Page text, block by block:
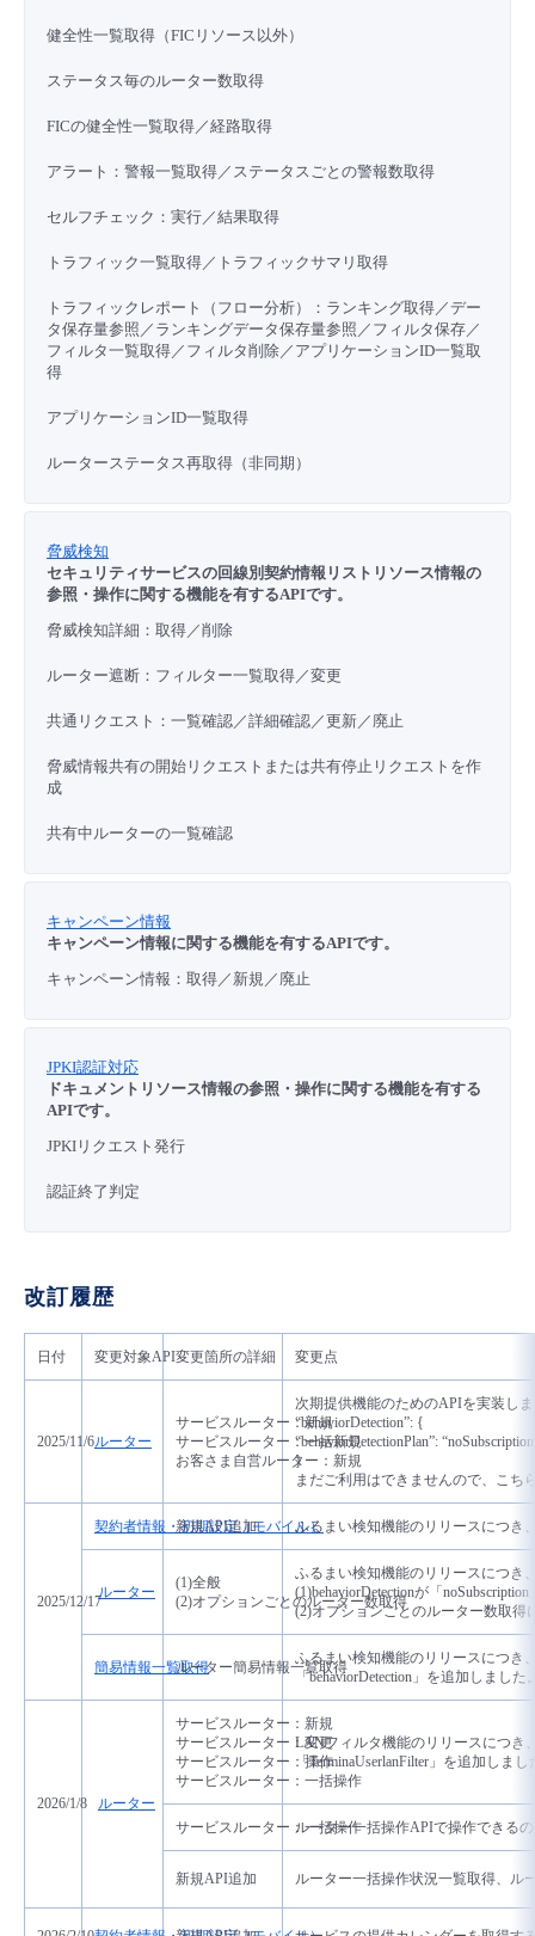
健全性一覧取得（FICリソース以外）
ステータス毎のルーター数取得
FICの健全性一覧取得／経路取得
アラート：警報一覧取得／ステータスごとの警報数取得
セルフチェック：実行／結果取得
トラフィック一覧取得／トラフィックサマリ取得
トラフィックレポート（フロー分析）：ランキング取得／デー
タ保存量参照／ランキングデータ保存量参照／フィルタ保存／
フィルタ一覧取得／フィルタ削除／アプリケーションID一覧取
得
アプリケーションID一覧取得
ルーターステータス再取得（非同期）
脅威検知
セキュリティサービスの回線別契約情報リストリソース情報の
参照・操作に関する機能を有するAPIです。
脅威検知詳細：取得／削除
ルーター遮断：フィルター一覧取得／変更
共通リクエスト：一覧確認／詳細確認／更新／廃止
脅威情報共有の開始リクエストまたは共有停止リクエストを作
成
共有中ルーターの一覧確認
キャンペーン情報
キャンペーン情報に関する機能を有するAPIです。
キャンペーン情報：取得／新規／廃止
JPKI認証対応
ドキュメントリソース情報の参照・操作に関する機能を有する
APIです。
JPKIリクエスト発行
認証終了判定
改訂履歴
日付 変更対象API変更箇所の詳細 変更点
2025/11/6ルーター
サービスルーター：新規
サービスルーター：一括新規
お客さま自営ルーター：新規
次期提供機能のためのAPIを実装し
“behaviorDetection”: {
“behaviorDetectionPlan”:
}
まだご利用はできませんので、こち
2025/12/17
契約者情報・初期設定（モバイル）
新規API追加 ふるまい検知機能のリリースにつき
ルーター
(1)全般
(2)オプションごとのルーター数取得
ふるまい検知機能のリリースにつき
(1)behaviorDetectionが「
(2)オプションごとのルーター数取得
簡易情報一覧取得ルーター簡易情報一覧取得
ふるまい検知機能のリリースにつき
「behaviorDetection」を追加しました
2026/1/8 ルーター
サービスルーター：新規
サービスルーター：変更
サービスルーター：操作
サービスルーター：一括操作
LANフィルタ機能のリリースにつき
「TerminaUserlanFilter」 を追加しまし
サービスルーター：一括操作ルーター一括操作APIで操作できる
新規API追加 ルーター一括操作状況一覧取得、ル